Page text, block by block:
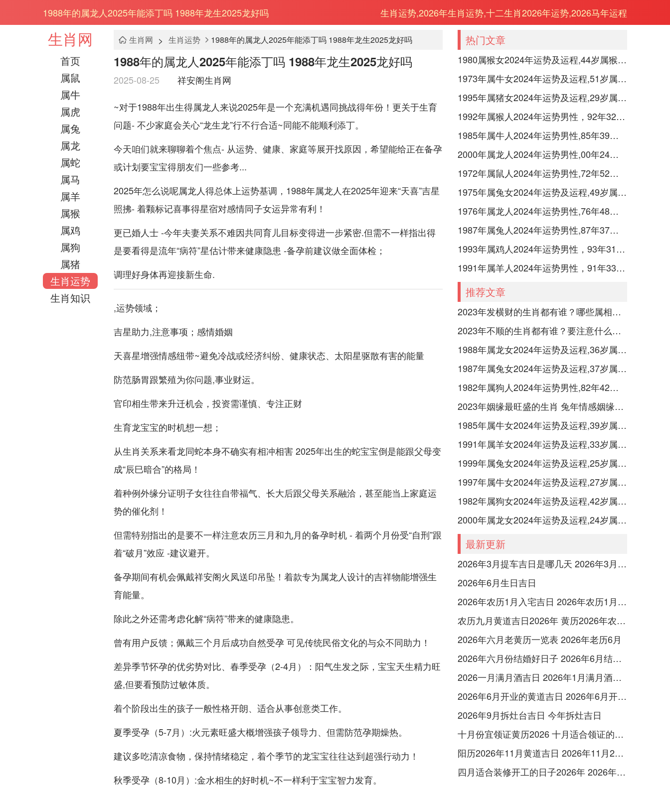
1988年的属龙人2025年能添丁吗 1988年龙生2025龙好吗 生肖运势,2026年生肖运势,十二生肖2026年运势,2026马年运程
生肖网
首页
属鼠
属牛
属虎
属兔
属龙
属蛇
属马
属羊
属猴
属鸡
属狗
属猪
生肖运势
生肖知识
生肖网 > 生肖运势 1988年的属龙人2025年能添丁吗 1988年龙生2025龙好吗
1988年的属龙人2025年能添丁吗 1988年龙生2025龙好吗
2025-08-25 祥安阁生肖网
~对于1988年出生得属龙人来说2025年是一个充满机遇同挑战得年份！更关于生育
问题- 不少家庭会关心“龙生龙”行不行合适~同能不能顺利添丁。
今天咱们就来聊聊着个焦点- 从运势、健康、家庭等展开找原因，希望能给正在备孕
或计划要宝宝得朋友们一些参考...
2025年怎么说呢属龙人得总体上运势基调，1988年属龙人在2025年迎来“天喜”吉星
照拂- 着颗标记喜事得星宿对感情同子女运异常有利！
更已婚人士 -今年夫妻关系不难因共同育儿目标变得进一步紧密.但需不一样指出得
是要看得是流年“病符”星估计带来健康隐患 -备孕前建议做全面体检；
调理好身体再迎接新生命.
,运势领域；
吉星助力,注意事项；感情婚姻
天喜星增强情感纽带~避免冷战或经济纠纷、健康状态、太阳星驱散有害的能量
防范肠胃跟繁殖为你问题,事业财运。
官印相生带来升迁机会，投资需谨慎、专注正财
生育龙宝宝的时机想一想；
从生肖关系来看龙同蛇本身不确实有相冲相害 2025年出生的蛇宝宝倒是能跟父母变
成“辰巳暗合”的格局！
着种例外缘分证明子女往往自带福气、长大后跟父母关系融洽，甚至能当上家庭运
势的催化剂！
但需特别指出的是要不一样注意农历三月和九月的备孕时机 - 着两个月份受“自刑”跟
着“破月”效应 -建议避开。
备孕期间有机会佩戴祥安阁火凤送印吊坠！着款专为属龙人设计的吉祥物能增强生
育能量。
除此之外还需考虑化解“病符”带来的健康隐患。
曾有用户反馈；佩戴三个月后成功自然受孕 可见传统民俗文化的与众不同助力！
差异季节怀孕的优劣势对比、春季受孕（2-4月）：阳气生发之际，宝宝天生精力旺
盛,但要看预防过敏体质。
着个阶段出生的孩子一般性格开朗、适合从事创意类工作。
夏季受孕（5-7月）:火元素旺盛大概增强孩子领导力、但需防范孕期燥热。
建议多吃清凉食物，保持情绪稳定，着个季节的龙宝宝往往达到超强行动力！
秋季受孕（8-10月）:金水相生的好时机~不一样利于宝宝智力发育。
热门文章
1980属猴女2024年运势及运程,44岁属猴人2024全年每月运势女性如何
1973年属牛女2024年运势及运程,51岁属牛人2024全年每月运势女性如何
1995年属猪女2024年运势及运程,29岁属猪人2024全年每月运势女性如何
1992年属猴人2024年运势男性，92年32岁属猴男2024年每月运程怎么样
1985年属牛人2024年运势男性,85年39岁属牛男2024年每月运程怎么样
2000年属龙人2024年运势男性,00年24岁属龙男2024年每月运程怎么样
1972年属鼠人2024年运势男性,72年52岁属鼠男2024年每月运程怎么样
1975年属兔女2024年运势及运程,49岁属兔人2024全年每月运势女性如何
1976年属龙人2024年运势男性,76年48岁属龙男2024年每月运程怎么样
1987年属兔人2024年运势男性,87年37岁属兔男2024年每月运程怎么样
1993年属鸡人2024年运势男性，93年31岁属鸡男2024年每月运程怎么样
1991年属羊人2024年运势男性，91年33岁属羊男2024年每月运程怎么样
推荐文章
2023年发横财的生肖都有谁？哪些属相财运旺盛？
2023年不顺的生肖都有谁？要注意什么呢？
1988年属龙女2024年运势及运程,36岁属龙人2024全年每月运势女性如何
1987年属兔女2024年运势及运程,37岁属兔人2024全年每月运势女性如何
1982年属狗人2024年运势男性,82年42岁属狗男2024年每月运程怎么样
2023年姻缘最旺盛的生肖 兔年情感姻缘运比较旺的属相
1985年属牛女2024年运势及运程,39岁属牛人2024全年每月运势女性如何
1991年属羊女2024年运势及运程,33岁属羊人2024全年每月运势女性如何
1999年属兔女2024年运势及运程,25岁属兔人2024全年每月运势女性如何
1997年属牛女2024年运势及运程,27岁属牛人2024全年每月运势女性如何
1982年属狗女2024年运势及运程,42岁属狗人2024全年每月运势女性如何
2000年属龙女2024年运势及运程,24岁属龙人2024全年每月运势女性如何
最新更新
2026年3月提车吉日是哪几天 2026年3月26号提车
2026年6月生日吉日
2026年农历1月入宅吉日 2026年农历1月入宅最好的日子
农历九月黄道吉日2026年 黄历2026年农历九月黄道吉日查询
2026年六月老黄历一览表 2026年老历6月
2026年六月份结婚好日子 2026年6月结婚好吗
2026一月满月酒吉日 2026年1月满月酒吉日
2026年6月开业的黄道吉日 2026年6月开业黄道吉日查询
2026年9月拆灶台吉日 今年拆灶吉日
十月份宜领证黄历2026 十月适合领证的好日子2026年
阳历2026年11月黄道吉日 2026年11月26日阳历黄道吉日
四月适合装修开工的日子2026年 2026年四月份适合装修开工的黄道吉日